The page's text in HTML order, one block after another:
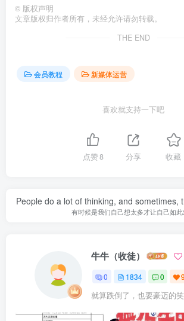
© 版权声明
文章版权归作者所有，未经允许请勿转载。
THE END
会员教程 新媒体运营
喜欢就支持一下吧
点赞8 分享 收藏
People do a lot of thinking, and sometimes,
有时候是我们自己想太多才让自己如此
牛牛（收徒）
0 1834 0
就算跌倒了，也要豪迈的